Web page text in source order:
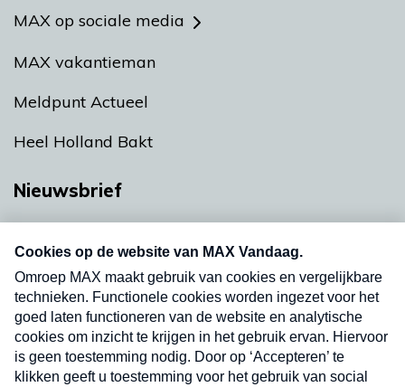
MAX op sociale media
MAX vakantieman
Meldpunt Actueel
Heel Holland Bakt
Nieuwsbrief
nieuwsbrief. Elke vrijdag- en dinsdagochtend in
uw mailbox.
Verzend